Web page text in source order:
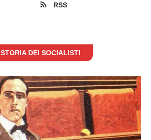
RSS
STORIA DEI SOCIALISTI